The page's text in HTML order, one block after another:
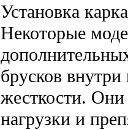
Установка
Некоторые
брусков
жесткости. Они
нагрузки и